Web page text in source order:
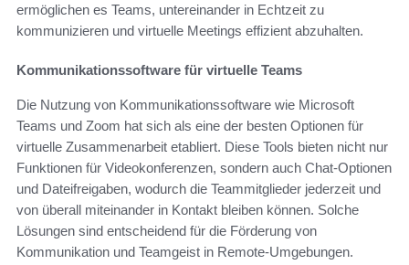
ermöglichen es Teams, untereinander in Echtzeit zu
kommunizieren und virtuelle Meetings effizient abzuhalten.
Kommunikationssoftware für virtuelle Teams
Die Nutzung von Kommunikationssoftware wie Microsoft
Teams und Zoom hat sich als eine der besten Optionen für
virtuelle Zusammenarbeit etabliert. Diese Tools bieten nicht nur
Funktionen für Videokonferenzen, sondern auch Chat-Optionen
und Dateifreigaben, wodurch die Teammitglieder jederzeit und
von überall miteinander in Kontakt bleiben können. Solche
Lösungen sind entscheidend für die Förderung von
Kommunikation und Teamgeist in Remote-Umgebungen.